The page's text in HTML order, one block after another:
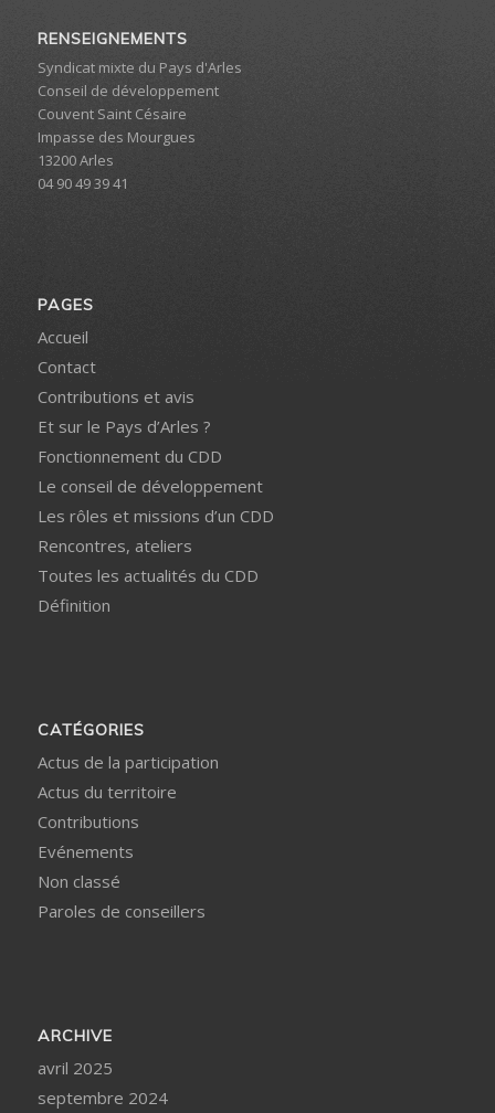
RENSEIGNEMENTS
Syndicat mixte du Pays d'Arles
Conseil de développement
Couvent Saint Césaire
Impasse des Mourgues
13200 Arles
04 90 49 39 41
PAGES
Accueil
Contact
Contributions et avis
Et sur le Pays d’Arles ?
Fonctionnement du CDD
Le conseil de développement
Les rôles et missions d’un CDD
Rencontres, ateliers
Toutes les actualités du CDD
Définition
CATÉGORIES
Actus de la participation
Actus du territoire
Contributions
Evénements
Non classé
Paroles de conseillers
ARCHIVE
avril 2025
septembre 2024